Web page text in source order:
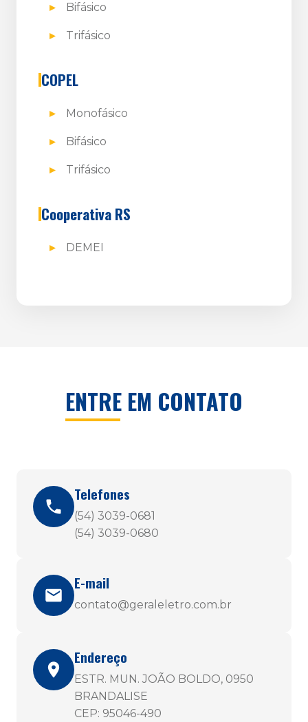
Bifásico
Trifásico
COPEL
Monofásico
Bifásico
Trifásico
Cooperativa RS
DEMEI
ENTRE EM CONTATO
Telefones
(54) 3039-0681
(54) 3039-0680
E-mail
contato@geraleletro.com.br
Endereço
ESTR. MUN. JOÃO BOLDO, 0950
BRANDALISE
CEP: 95046-490